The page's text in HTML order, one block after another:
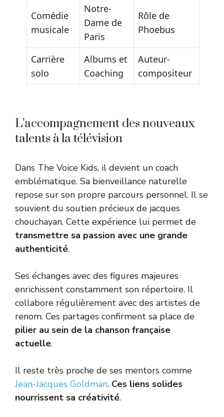
Comédie
musicale
Notre-
Dame de
Paris
Rôle de
Phoebus
Carrière
solo
Albums et
Coaching
Auteur-
compositeur
L’accompagnement des nouveaux
talents à la télévision
Dans The Voice Kids, il devient un coach
emblématique. Sa bienveillance naturelle
repose sur son propre parcours personnel. Il se
souvient du soutien précieux de jacques
chouchayan. Cette expérience lui permet de
transmettre sa passion avec une grande
authenticité.
Ses échanges avec des figures majeures
enrichissent constamment son répertoire. Il
collabore régulièrement avec des artistes de
renom. Ces partages confirment sa place de
pilier au sein de la chanson française
actuelle.
Il reste très proche de ses mentors comme
Jean-Jacques Goldman. Ces liens solides
nourrissent sa créativité.